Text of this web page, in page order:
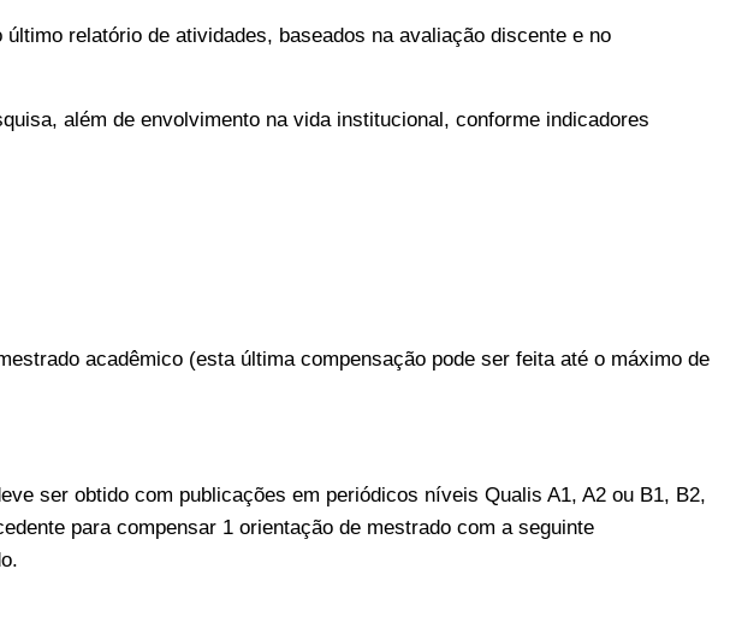
relatório de atividades, baseados na avaliação discente e no
além de envolvimento na vida institucional, conforme indicadores
acadêmico (esta última compensação pode ser feita até o máximo de
ser obtido com publicações em periódicos níveis Qualis A1, A2 ou B1, B2,
para compensar 1 orientação de mestrado com a seguinte